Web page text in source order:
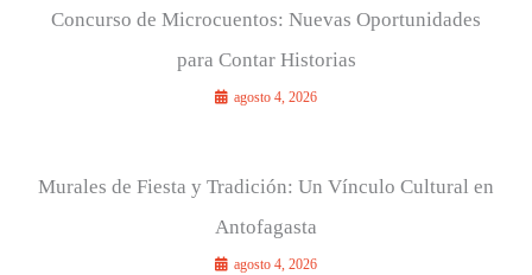
Concurso de Microcuentos: Nuevas Oportunidades
para Contar Historias
agosto 4, 2026
Murales de Fiesta y Tradición: Un Vínculo Cultural en
Antofagasta
agosto 4, 2026